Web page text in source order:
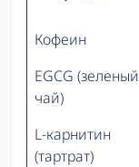
Кофеин
EGCG (зеленый
чай)
L-карнитин
(тартрат)